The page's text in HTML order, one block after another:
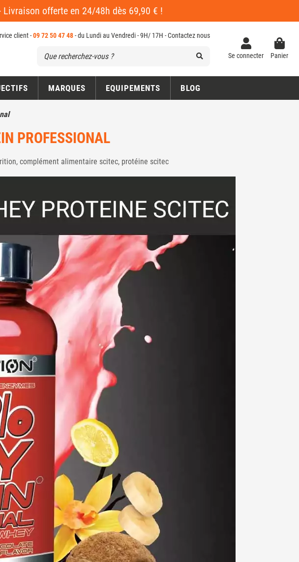
Livraison offerte en 24/48h dès 69,90 € !
client -09 72 50 47 48- du Lundi au Vendredi - 9H/ 17H -Contactez nous
Se connecter Panier
MARQUES EQUIPEMENTS BLOG
PROFESSIONAL
complément alimentaire scitec, protéine scitec